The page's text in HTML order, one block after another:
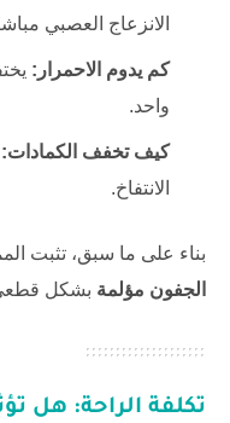
الانزعاج العصبي
كم يدوم الاحمرار:
واحد.
كيف تخفف الكمادات:
الانتفاخ.
بناء على ما سبق، تثبت
الجفون مؤلمة بشكل
تكلفة الراحة: هل